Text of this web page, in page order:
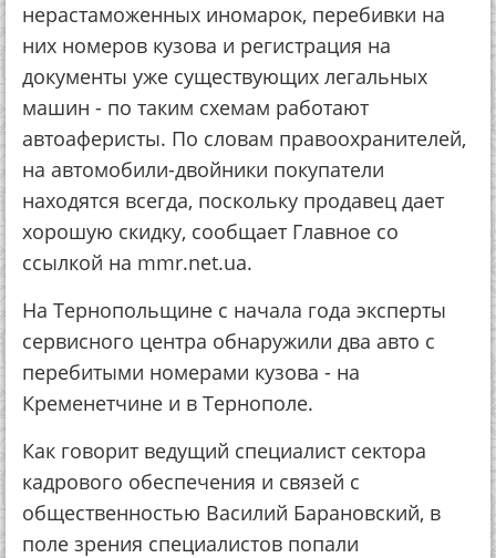
нерастаможенных иномарок, перебивки на
них номеров кузова и регистрация на
документы уже существующих легальных
машин - по таким схемам работают
автоаферисты. По словам правоохранителей,
на автомобили-двойники покупатели
находятся всегда, поскольку продавец дает
хорошую скидку, сообщает Главное со
ссылкой на mmr.net.ua.
На Тернопольщине с начала года эксперты
сервисного центра обнаружили два авто с
перебитыми номерами кузова - на
Кременетчине и в Тернополе.
Как говорит ведущий специалист сектора
кадрового обеспечения и связей с
общественностью Василий Барановский, в
поле зрения специалистов попали